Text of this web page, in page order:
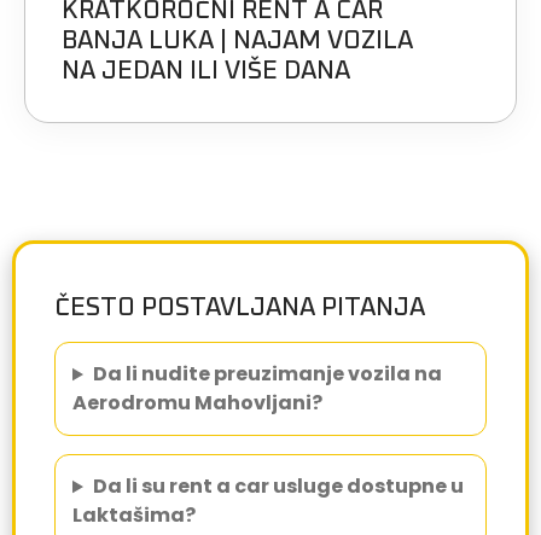
KRATKOROČNI RENT A CAR
BANJA LUKA | NAJAM VOZILA
NA JEDAN ILI VIŠE DANA
ČESTO POSTAVLJANA PITANJA
Da li nudite preuzimanje vozila na
Aerodromu Mahovljani?
Da li su rent a car usluge dostupne u
Laktašima?